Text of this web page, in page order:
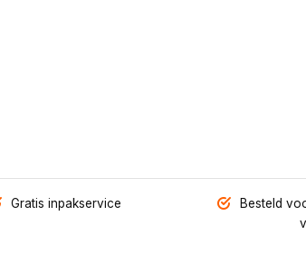
Gratis inpakservice
Besteld